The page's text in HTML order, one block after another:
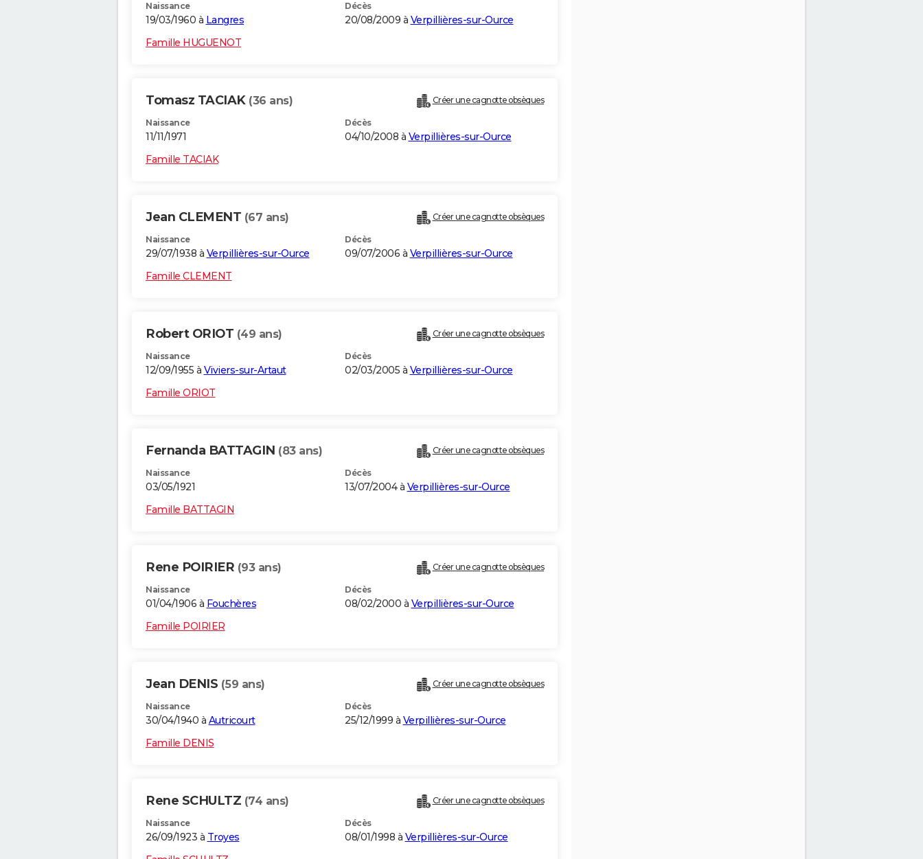
Naissance
19/03/1960 à Langres
Décès
20/08/2009 à Verpillières-sur-Ource
Famille HUGUENOT
Tomasz TACIAK (36 ans) Créer une cagnotte obsèques
Naissance
11/11/1971
Décès
04/10/2008 à Verpillières-sur-Ource
Famille TACIAK
Jean CLEMENT (67 ans) Créer une cagnotte obsèques
Naissance
29/07/1938 à Verpillières-sur-Ource
Décès
09/07/2006 à Verpillières-sur-Ource
Famille CLEMENT
Robert ORIOT (49 ans) Créer une cagnotte obsèques
Naissance
12/09/1955 à Viviers-sur-Artaut
Décès
02/03/2005 à Verpillières-sur-Ource
Famille ORIOT
Fernanda BATTAGIN (83 ans) Créer une cagnotte obsèques
Naissance
03/05/1921
Décès
13/07/2004 à Verpillières-sur-Ource
Famille BATTAGIN
Rene POIRIER (93 ans) Créer une cagnotte obsèques
Naissance
01/04/1906 à Fouchères
Décès
08/02/2000 à Verpillières-sur-Ource
Famille POIRIER
Jean DENIS (59 ans) Créer une cagnotte obsèques
Naissance
30/04/1940 à Autricourt
Décès
25/12/1999 à Verpillières-sur-Ource
Famille DENIS
Rene SCHULTZ (74 ans) Créer une cagnotte obsèques
Naissance
26/09/1923 à Troyes
Décès
08/01/1998 à Verpillières-sur-Ource